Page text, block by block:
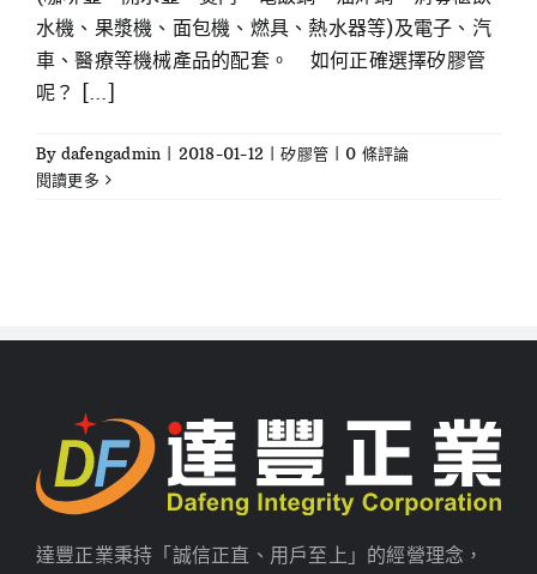
水機、果漿機、面包機、燃具、熱水器等)及電子、汽
車、醫療等機械產品的配套。 如何正確選擇矽膠管
呢？ [...]
By dafengadmin 2018-01-12 矽膠管
0 條評論
閱讀更多
達豐正業秉持「誠信正直、用戶至上」的經營理念，